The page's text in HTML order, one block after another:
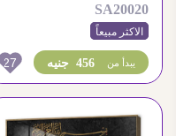
SA20020
الاكثر مبيعاً
456 جنيه يبدأ من 27